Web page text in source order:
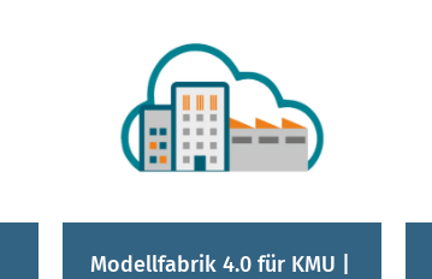
Modellfabrik 4.0 für KMU |